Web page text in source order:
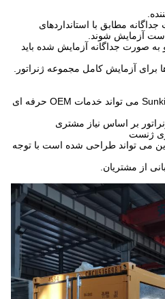
جداگانه مطابق با استانداردهای
آزمایش شوند.
و به صورت جداگانه آزمایش شده باید
برای آزمایش کامل مجموعه ژنراتور.
گوانگدونگ Sunkings Electric Co، Ltd می تواند خدمات OEM حرفه ای
می تواند طراحی شده است با توجه